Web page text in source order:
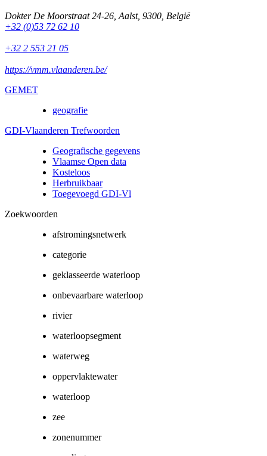
Dokter De Moorstraat 24-26 Aalst, 9300 België
+32 (0)53 72 62 10
+32 2 553 21 05
https://vmm.vlaanderen.be/
GEMET
geografie
GDI-Vlaanderen Trefwoorden
Geografische gegevens
Vlaamse Open data
Kosteloos
Herbruikbaar
Toegevoegd GDI-Vl
Zoekwoorden
afstromingsnetwerk
categorie
geklasseerde waterloop
onbevaarbare waterloop
rivier
waterloopsegment
waterweg
oppervlaktewater
waterloop
zee
zonenummer